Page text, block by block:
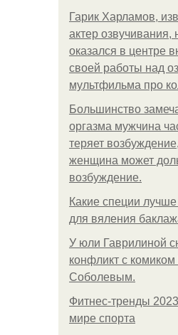
Гарик Харламов,
актер озвучивания,
оказался в центре
своей работы над
мультфильма про
Большинство
оргазма мужчина
теряет
женщина может
возбуждение.
Какие специи
для вяления
У юли Гаврилиной
конфликт с
Соболевым.
Фитнес-тренды
мире спорта